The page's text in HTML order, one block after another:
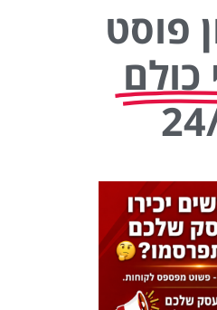
פוסט
כולם